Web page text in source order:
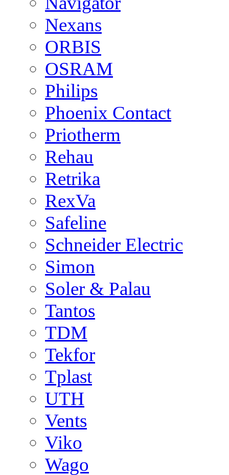
Nexans
ORBIS
OSRAM
Philips
Phoenix Contact
Priotherm
Rehau
Retrika
RexVa
Safeline
Schneider Electric
Simon
Soler & Palau
Tantos
TDM
Tekfor
Tplast
UTH
Vents
Viko
Wago